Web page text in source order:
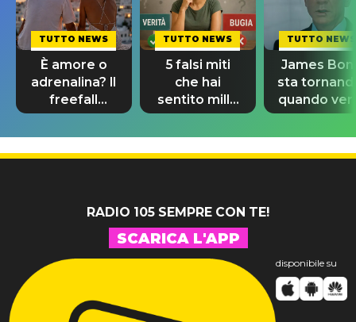
TUTTO NEWS
È amore o
adrenalina? Il
freefall
dating
confonde
tutti
TUTTO NEWS
5 falsi miti
che hai
sentito mille
volte e credi
ancora
TUTTO NEWS
James
sta
quando
svelato il
nuovo 007
RADIO 105 SEMPRE CON TE!
SCARICA L'APP
disponibile su